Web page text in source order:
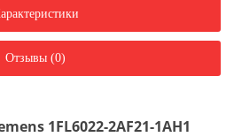
Отзывы (0)
1FL6022-2AF21-1AH1